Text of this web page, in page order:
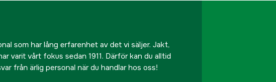
som har lång erfarenhet av det vi säljer. Jakt,
varit vårt fokus sedan 1911. Därför kan du alltid
från ärlig personal när du handlar hos oss!